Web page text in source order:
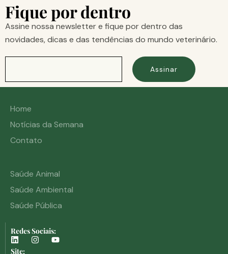
Fique por dentro
Assine nossa newsletter e fique por dentro das
novidades, dicas e das tendências do mundo veterinário.
Assinar
Home
Notícias da Semana
Contato
Saúde Animal
Saúde Ambiental
Saúde Pública
Redes Sociais:
Site: